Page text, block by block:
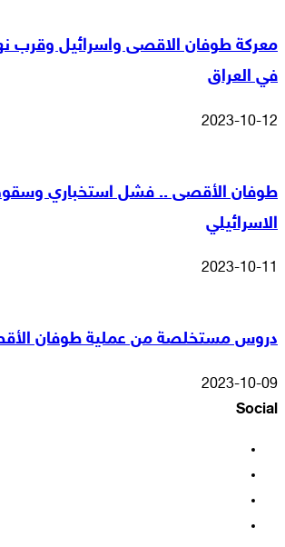
معركة طوفان الاقصى واسرائيل وقرب
في العراق
2023-10-12
طوفان الأقصى .. فشل استخباري
الاسرائيلي
2023-10-11
دروس مستخلصة من عملية طوفان
2023-10-09
Social